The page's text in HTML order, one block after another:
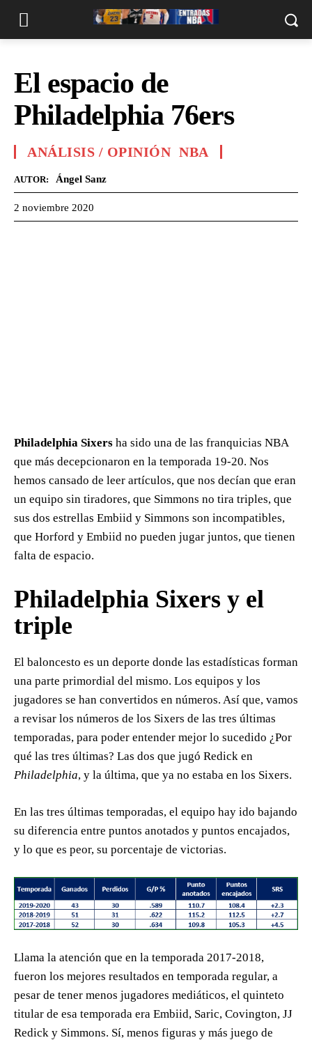
El espacio de
Philadelphia 76ers
ANÁLISIS / OPINIÓN NBA
AUTOR: Ángel Sanz
2 noviembre 2020
Philadelphia Sixers ha sido una de las franquicias NBA
que más decepcionaron en la temporada 19-20. Nos
hemos cansado de leer artículos, que nos decían que eran
un equipo sin tiradores, que Simmons no tira triples, que
sus dos estrellas Embiid y Simmons son incompatibles,
que Horford y Embiid no pueden jugar juntos, que tienen
falta de espacio.
Philadelphia Sixers y el
triple
El baloncesto es un deporte donde las estadísticas forman
una parte primordial del mismo. Los equipos y los
jugadores se han convertidos en números. Así que, vamos
a revisar los números de los Sixers de las tres últimas
temporadas, para poder entender mejor lo sucedido ¿Por
qué las tres últimas? Las dos que jugó Redick en
Philadelphia, y la última, que ya no estaba en los Sixers.
En las tres últimas temporadas, el equipo hay ido bajando
su diferencia entre puntos anotados y puntos encajados,
y lo que es peor, su porcentaje de victorias.
Llama la atención que en la temporada 2017-2018,
fueron los mejores resultados en temporada regular, a
pesar de tener menos jugadores mediáticos, el quinteto
titular de esa temporada era Embiid, Saric, Covington, JJ
Redick y Simmons. Sí, menos figuras y más juego de